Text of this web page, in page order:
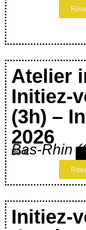
Atelier
Initiez-
(3h) –
2026
Bas-Rhin
80 €
Initiez-